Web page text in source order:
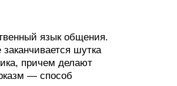
язык общения.
шутка
причем делают
— способ